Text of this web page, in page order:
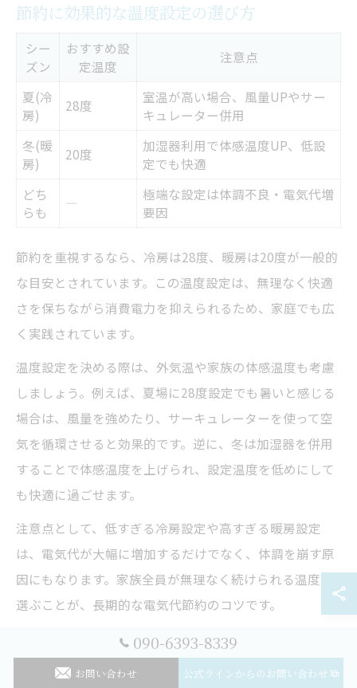
節約に効果的な温度設定の選び方
シー
ズン
おすすめ設
定温度
注意点
夏(冷
房)
28度
室温が高い場合、風量UPやサー
キュレーター併用
冬(暖
房)
20度
加湿器利用で体感温度UP、低設
定でも快適
どち
らも
―
極端な設定は体調不良・電気代増
要因
節約を重視するなら、冷房は28度、暖房は20度が一般的
な目安とされています。この温度設定は、無理なく快適
さを保ちながら消費電力を抑えられるため、家庭でも広
く実践されています。
温度設定を決める際は、外気温や家族の体感温度も考慮
しましょう。例えば、夏場に28度設定でも暑いと感じる
場合は、風量を強めたり、サーキュレーターを使って空
気を循環させると効果的です。逆に、冬は加湿器を併用
することで体感温度を上げられ、設定温度を低めにして
も快適に過ごせます。
注意点として、低すぎる冷房設定や高すぎる暖房設定
は、電気代が大幅に増加するだけでなく、体調を崩す原
因にもなります。家族全員が無理なく続けられる温度を
選ぶことが、長期的な電気代節約のコツです。
エアコンの知識が設定温度の決め手に
090-6393-8339
お問い合わせ 公式ラインからのお問い合わせ